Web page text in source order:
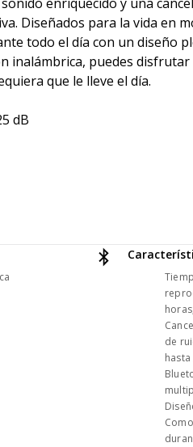
Diseñados para la vida en
todo el día con un diseño
inalámbrica, puedes disfrutar
que le lleve el día.
dB
horas,
de